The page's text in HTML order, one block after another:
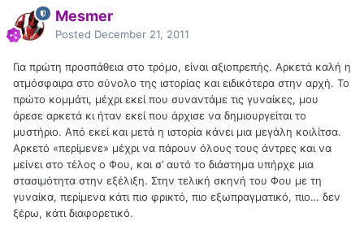
Mesmer
Posted December 21, 2011
Για πρώτη προσπάθεια στο τρόμο, είναι αξιοπρεπής. Αρκετά καλή η
ατμόσφαιρα στο σύνολο της ιστορίας και ειδικότερα στην αρχή. Το
πρώτο κομμάτι, μέχρι εκεί που συναντάμε τις γυναίκες, μου
άρεσε αρκετά κι ήταν εκεί που άρχισε να δημιουργείται το
μυστήριο. Από εκεί και μετά η ιστορία κάνει μια μεγάλη κοιλίτσα.
Αρκετό «περίμενε» μέχρι να πάρουν όλους τους άντρες και να
μείνει στο τέλος ο Φου, και σ’ αυτό το διάστημα υπήρχε μια
στασιμότητα στην εξέλιξη. Στην τελική σκηνή του Φου με τη
γυναίκα, περίμενα κάτι πιο φρικτό, πιο εξωπραγματικό, πιο… δεν
ξέρω, κάτι διαφορετικό.